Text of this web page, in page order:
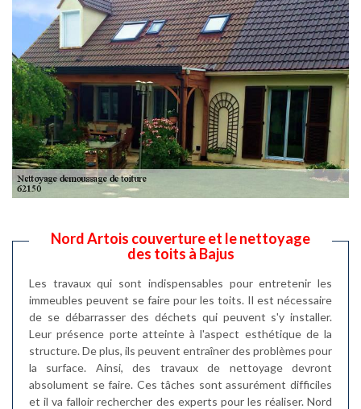
Nord Artois couverture et le nettoyage
des toits à Bajus
Les travaux qui sont indispensables pour entretenir les
immeubles peuvent se faire pour les toits. Il est nécessaire
de se débarrasser des déchets qui peuvent s'y installer.
Leur présence porte atteinte à l'aspect esthétique de la
structure. De plus, ils peuvent entraîner des problèmes pour
la surface. Ainsi, des travaux de nettoyage devront
absolument se faire. Ces tâches sont assurément difficiles
et il va falloir rechercher des experts pour les réaliser. Nord